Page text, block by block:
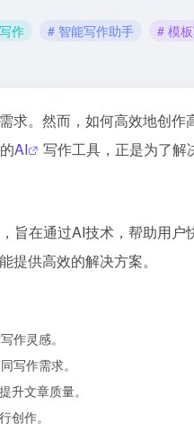
作 # 智能写作助手 # 模
。然而，如何高效地创作
AI 写作工具，正是为了解
，旨在通过AI技术，帮助用
提供高效的解决方案。
作灵感。
写作需求。
升文章质量。
创作。